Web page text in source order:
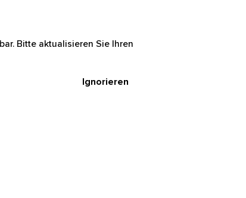
Bitte aktualisieren Sie Ihren
Ignorieren